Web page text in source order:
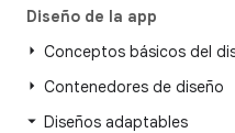
Diseño de la app
Conceptos básicos del
Contenedores de diseño
Diseños adaptables